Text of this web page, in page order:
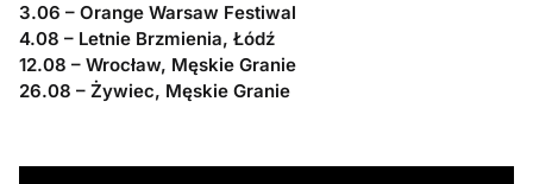
3.06 – Orange Warsaw Festiwal
4.08 – Letnie Brzmienia, Łódź
12.08 – Wrocław, Męskie Granie
26.08 – Żywiec, Męskie Granie